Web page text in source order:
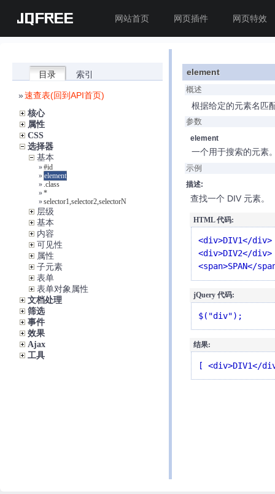
JQFREE 网站首页 网页插件 网页特效
element
概述
根据给定的元素名匹
参数
element
一个用于搜索的元素
示例
描述:
查找一个 DIV 元素。
HTML 代码:
<div>DIV1</div>
<div>DIV2</div>
<span>SPAN</
jQuery 代码:
$("div");
结果:
[ <div>DIV1</
目录 索引
»速查表(回到API首页)
核心
属性
CSS
选择器
基本
»#id
» element
» .class
»*
»selector1,selector2,selectorN
层级
基本
内容
可见性
属性
子元素
表单
表单对象属性
文档处理
筛选
事件
效果
Ajax
工具